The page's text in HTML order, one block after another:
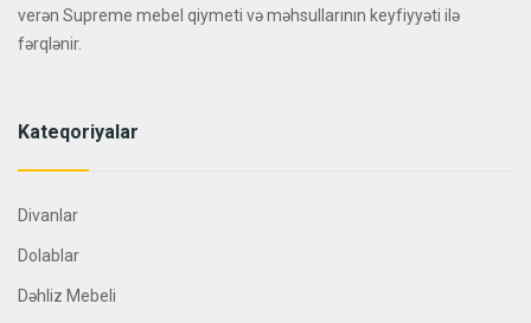
verən Supreme mebel qiymeti və məhsullarının keyfiyyəti ilə
fərqlənir.
Kateqoriyalar
Divanlar
Dolablar
Dəhliz Mebeli